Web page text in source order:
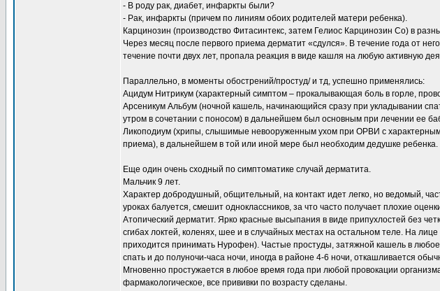
- В роду рак, диабет, инфаркты были?
- Рак, инфаркты (причем по линиям обоих родителей матери ребенка).
Карцинозин (производство Фитасинтекс, затем Гелиос Карцинозин Co) в
Через месяц после первого приема дерматит «сдулся». В течение года от
течение почти двух лет, пропала реакция в виде кашля на любую активную
Параллельно, в моменты обострений/простуд/ и тд, успешно применялись:
Ацидум Нитрикум (характерный симптом – прокалывающая боль в горле,
Арсеникум Альбум (ночной кашель, начинающийся сразу при укладывании
утром в сочетании с поносом) в дальнейшем был основным при лечении ее
Ликоподиум (хрипы, слышимые невооруженным ухом при ОРВИ с
приема), в дальнейшем в той или иной мере был необходим дедушке ребенка.
Еще один очень сходный по симптоматике случай дерматита.
Мальчик 9 лет.
Характер добродушный, общительный, на контакт идет легко, но ведомый,
уроках балуется, смешит одноклассников, за что часто получает плохие
Атопический дерматит. Ярко красные высыпания в виде припухлостей без
сгибах локтей, коленях, шее и в случайных местах на остальном теле. На
приходится принимать Нурофен). Частые простуды, затяжной кашель в
спать и до полуночи-часа ночи, иногда в районе 4-6 ночи, откашливается
Мгновенно простужается в любое время года при любой провокации
фармакологическое, все прививки по возрасту сделаны.